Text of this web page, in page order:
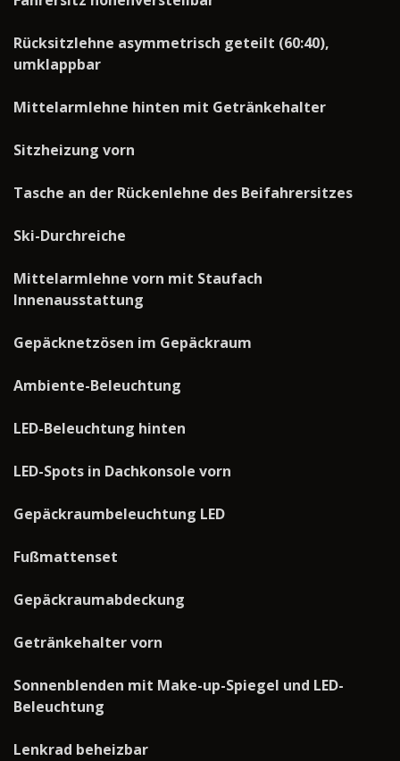
Rücksitzlehne asymmetrisch geteilt (60:40),
umklappbar
Mittelarmlehne hinten mit Getränkehalter
Sitzheizung vorn
Tasche an der Rückenlehne des Beifahrersitzes
Ski-Durchreiche
Mittelarmlehne vorn mit Staufach
Innenausstattung
Gepäcknetzösen im Gepäckraum
Ambiente-Beleuchtung
LED-Beleuchtung hinten
LED-Spots in Dachkonsole vorn
Gepäckraumbeleuchtung LED
Fußmattenset
Gepäckraumabdeckung
Getränkehalter vorn
Sonnenblenden mit Make-up-Spiegel und LED-
Beleuchtung
Lenkrad beheizbar